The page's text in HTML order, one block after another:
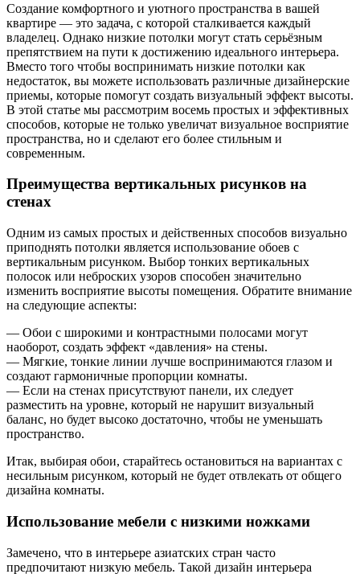
Создание комфортного и уютного пространства в вашей
квартире — это задача, с которой сталкивается каждый
владелец. Однако низкие потолки могут стать серьёзным
препятствием на пути к достижению идеального интерьера.
Вместо того чтобы воспринимать низкие потолки как
недостаток, вы можете использовать различные дизайнерские
приемы, которые помогут создать визуальный эффект высоты.
В этой статье мы рассмотрим восемь простых и эффективных
способов, которые не только увеличат визуальное восприятие
пространства, но и сделают его более стильным и
современным.
Преимущества вертикальных рисунков на
стенах
Одним из самых простых и действенных способов визуально
приподнять потолки является использование обоев с
вертикальным рисунком. Выбор тонких вертикальных
полосок или неброских узоров способен значительно
изменить восприятие высоты помещения. Обратите внимание
на следующие аспекты:
— Обои с широкими и контрастными полосами могут
наоборот, создать эффект «давления» на стены.
— Мягкие, тонкие линии лучше воспринимаются глазом и
создают гармоничные пропорции комнаты.
— Если на стенах присутствуют панели, их следует
разместить на уровне, который не нарушит визуальный
баланс, но будет высоко достаточно, чтобы не уменьшать
пространство.
Итак, выбирая обои, старайтесь остановиться на вариантах с
несильным рисунком, который не будет отвлекать от общего
дизайна комнаты.
Использование мебели с низкими ножками
Замечено, что в интерьере азиатских стран часто
предпочитают низкую мебель. Такой дизайн интерьера